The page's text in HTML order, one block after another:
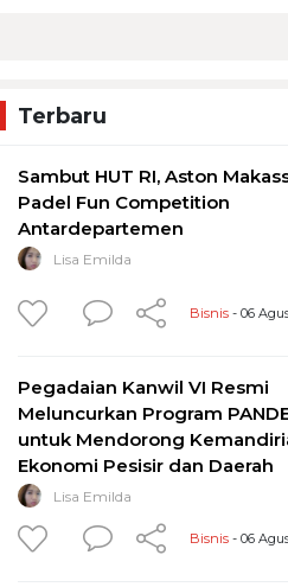
Terbaru
Sambut HUT RI, Aston
Padel Fun Competition
Antardepartemen
Lisa Emilda
Bisnis - 06
Pegadaian Kanwil VI Resmi
Meluncurkan Program
untuk Mendorong
Ekonomi Pesisir dan Daerah
Lisa Emilda
Bisnis - 06